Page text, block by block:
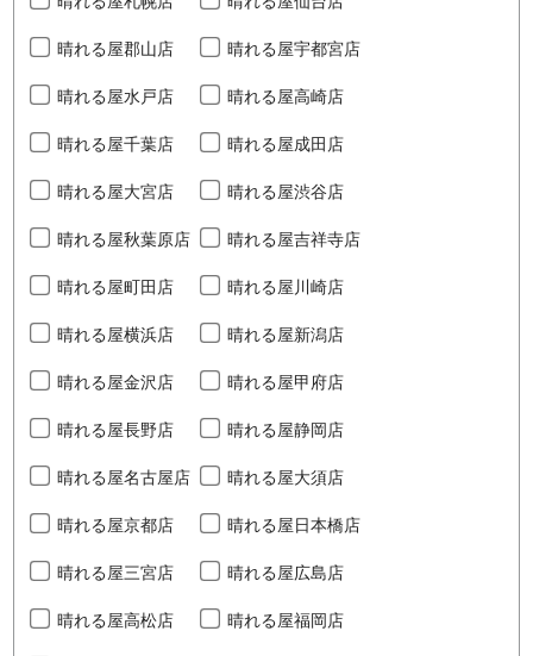
晴れる屋郡山店 晴れる屋宇都宮店
晴れる屋水戸店 晴れる屋高崎店
晴れる屋千葉店 晴れる屋成田店
晴れる屋大宮店 晴れる屋渋谷店
晴れる屋秋葉原店 晴れる屋吉祥寺店
晴れる屋町田店 晴れる屋川崎店
晴れる屋横浜店 晴れる屋新潟店
晴れる屋金沢店 晴れる屋甲府店
晴れる屋長野店 晴れる屋静岡店
晴れる屋名古屋店 晴れる屋大須店
晴れる屋京都店 晴れる屋日本橋店
晴れる屋三宮店 晴れる屋広島店
晴れる屋高松店 晴れる屋福岡店